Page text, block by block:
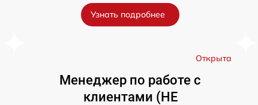
Узнать подробнее
Открыта
Менеджер по работе с
клиентами (НЕ